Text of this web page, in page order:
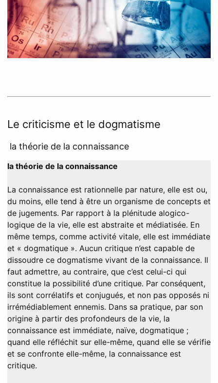
Le criticisme et le dogmatisme
la théorie de la connaissance
la théorie de la connaissance
La connaissance est rationnelle par nature, elle est ou,
du moins, elle tend à être un organisme de concepts et
de jugements. Par rapport à la plénitude alogico-
logique de la vie, elle est abstraite et médiatisée. En
même temps, comme activité vitale, elle est immédiate
et « dogmatique ». Aucun critique n’est capable de
dissoudre ce dogmatisme vivant de la connaissance. Il
faut admettre, au contraire, que c’est celui-ci qui
constitue la possibilité d’une critique. Par conséquent,
ils sont corrélatifs et conjugués, et non pas opposés ni
irrémédiablement ennemis. Dans sa pratique, par son
origine à partir des profondeurs de la vie, la
connaissance est immédiate, naïve, dogmatique ;
quand elle réfléchit sur elle-même, quand elle se vérifie
et se confronte elle-même, la connaissance est
critique.